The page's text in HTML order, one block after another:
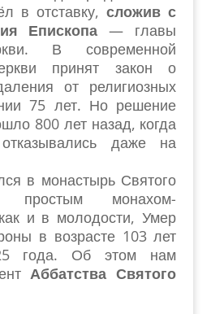
в отставку, сложив с
Епископа — главы
В современной
принят закон о
от религиозных
75 лет. Но решение
800 лет назад, когда
даже на
в монастырь Святого
простым монахом-
и в молодости, Умер
в возрасте 103 лет
года. Об этом нам
Аббатства Святого